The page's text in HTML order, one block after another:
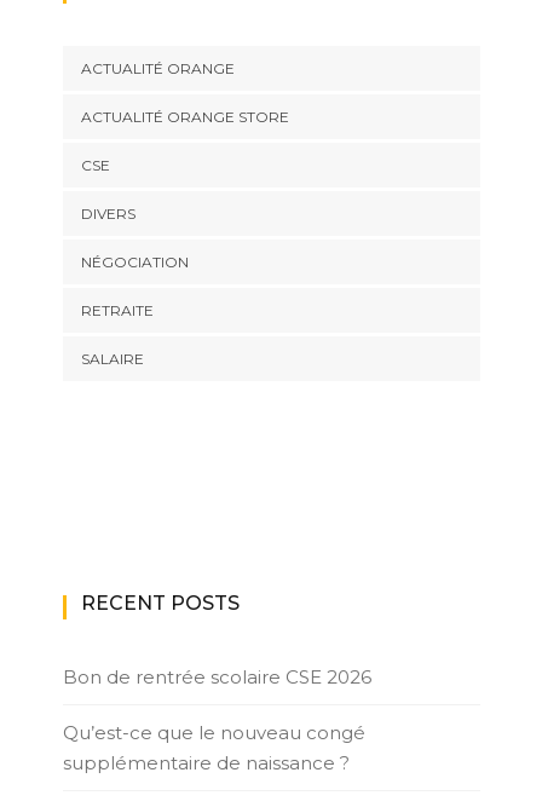
ACTUALITÉ ORANGE
ACTUALITÉ ORANGE STORE
CSE
DIVERS
NÉGOCIATION
RETRAITE
SALAIRE
RECENT POSTS
Bon de rentrée scolaire CSE 2026
Qu’est-ce que le nouveau congé
supplémentaire de naissance ?